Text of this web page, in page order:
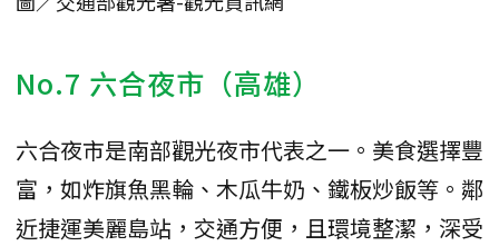
No.7 六合夜市（高雄）
六合夜市是南部觀光夜市代表之一。美食選擇豐
富，如炸旗魚黑輪、木瓜牛奶、鐵板炒飯等。鄰
近捷運美麗島站，交通方便，且環境整潔，深受